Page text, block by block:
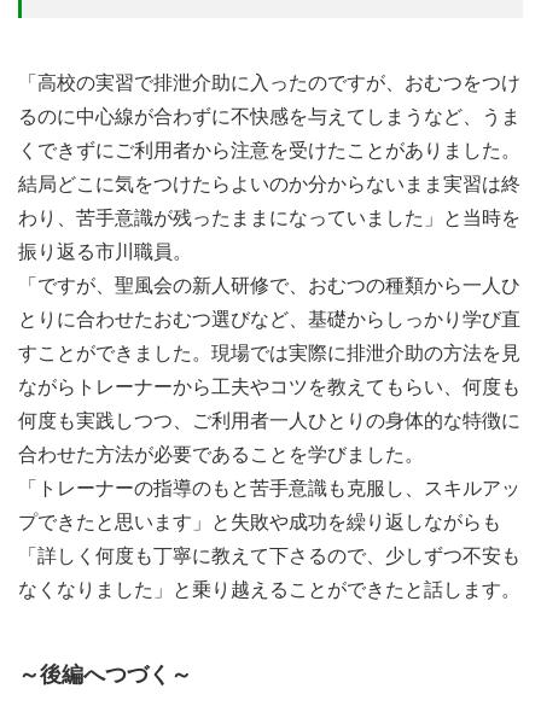
「高校の実習で排泄介助に入ったのですが、おむつをつけ
るのに中心線が合わずに不快感を与えてしまうなど、うま
くできずにご利用者から注意を受けたことがありました。
結局どこに気をつけたらよいのか分からないまま実習は終
わり、苦手意識が残ったままになっていました」と当時を
振り返る市川職員。
「ですが、聖風会の新人研修で、おむつの種類から一人ひ
とりに合わせたおむつ選びなど、基礎からしっかり学び直
すことができました。現場では実際に排泄介助の方法を見
ながらトレーナーから工夫やコツを教えてもらい、何度も
何度も実践しつつ、ご利用者一人ひとりの身体的な特徴に
合わせた方法が必要であることを学びました。
「トレーナーの指導のもと苦手意識も克服し、スキルアッ
プできたと思います」と失敗や成功を繰り返しながらも
「詳しく何度も丁寧に教えて下さるので、少しずつ不安も
なくなりました」と乗り越えることができたと話します。
～後編へつづく～